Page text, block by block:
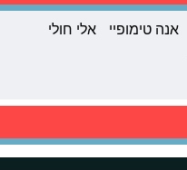
אנה טימופיי
אלי חולי